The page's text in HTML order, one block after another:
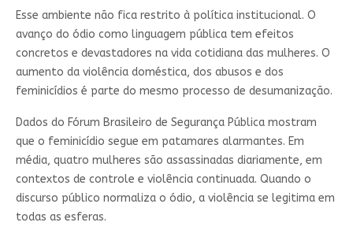
Esse ambiente não fica restrito à política institucional. O
avanço do ódio como linguagem pública tem efeitos
concretos e devastadores na vida cotidiana das mulheres. O
aumento da violência doméstica, dos abusos e dos
feminicídios é parte do mesmo processo de desumanização.
Dados do Fórum Brasileiro de Segurança Pública mostram
que o feminicídio segue em patamares alarmantes. Em
média, quatro mulheres são assassinadas diariamente, em
contextos de controle e violência continuada. Quando o
discurso público normaliza o ódio, a violência se legitima em
todas as esferas.